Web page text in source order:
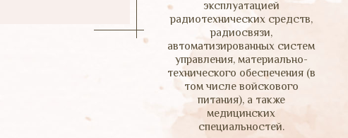
эксплуатацией
радиотехнических средств,
радиосвязи,
автоматизированных систем
управления, материально-
технического обеспечения (в
том числе войскового
питания), а также
медицинских
специальностей.